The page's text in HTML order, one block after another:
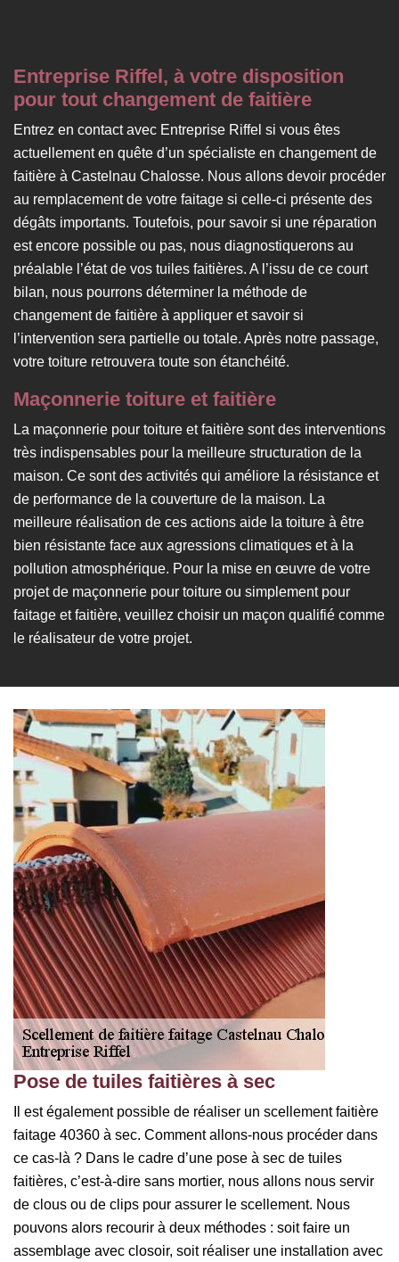
Entreprise Riffel, à votre disposition
pour tout changement de faitière
Entrez en contact avec Entreprise Riffel si vous êtes
actuellement en quête d’un spécialiste en changement de
faitière à Castelnau Chalosse. Nous allons devoir procéder
au remplacement de votre faitage si celle-ci présente des
dégâts importants. Toutefois, pour savoir si une réparation
est encore possible ou pas, nous diagnostiquerons au
préalable l’état de vos tuiles faitières. A l’issu de ce court
bilan, nous pourrons déterminer la méthode de
changement de faitière à appliquer et savoir si
l’intervention sera partielle ou totale. Après notre passage,
votre toiture retrouvera toute son étanchéité.
Maçonnerie toiture et faitière
La maçonnerie pour toiture et faitière sont des interventions
très indispensables pour la meilleure structuration de la
maison. Ce sont des activités qui améliore la résistance et
de performance de la couverture de la maison. La
meilleure réalisation de ces actions aide la toiture à être
bien résistante face aux agressions climatiques et à la
pollution atmosphérique. Pour la mise en œuvre de votre
projet de maçonnerie pour toiture ou simplement pour
faitage et faitière, veuillez choisir un maçon qualifié comme
le réalisateur de votre projet.
Pose de tuiles faitières à sec
Il est également possible de réaliser un scellement faitière
faitage 40360 à sec. Comment allons-nous procéder dans
ce cas-là ? Dans le cadre d’une pose à sec de tuiles
faitières, c’est-à-dire sans mortier, nous allons nous servir
de clous ou de clips pour assurer le scellement. Nous
pouvons alors recourir à deux méthodes : soit faire un
assemblage avec closoir, soit réaliser une installation avec